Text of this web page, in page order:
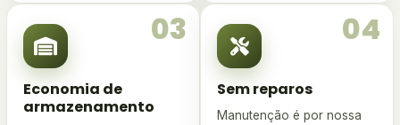
03
Economia de
armazenamento
04
Sem reparos
Manutenção é por nossa